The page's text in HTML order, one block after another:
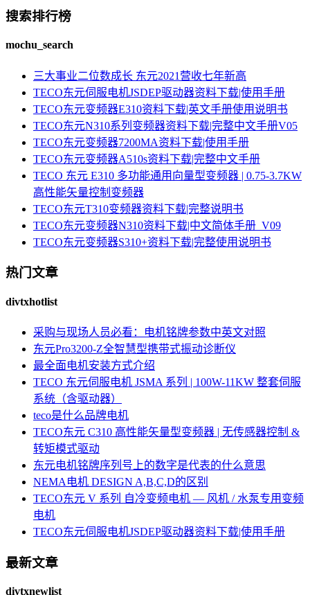
搜索排行榜
mochu_search
三大事业二位数成长 东元2021营收七年新高
TECO东元伺服电机JSDEP驱动器资料下载|使用手册
TECO东元变频器E310资料下载|英文手册使用说明书
TECO东元N310系列变频器资料下载|完整中文手册V05
TECO东元变频器7200MA资料下载|使用手册
TECO东元变频器A510s资料下载|完整中文手册
TECO 东元 E310 多功能通用向量型变频器 | 0.75-3.7KW
高性能矢量控制变频器
TECO东元T310变频器资料下载|完整说明书
TECO东元变频器N310资料下载|中文简体手册_V09
TECO东元变频器S310+资料下载|完整使用说明书
热门文章
divtxhotlist
采购与现场人员必看：电机铭牌参数中英文对照
东元Pro3200-Z全智慧型携带式振动诊断仪
最全面电机安装方式介绍
TECO 东元伺服电机 JSMA 系列 | 100W-11KW 整套伺服
系统（含驱动器）
teco是什么品牌电机
TECO东元 C310 高性能矢量型变频器 | 无传感器控制 &
转矩模式驱动
东元电机铭牌序列号上的数字是代表的什么意思
NEMA电机 DESIGN A,B,C,D的区别
TECO东元 V 系列 自冷变频电机 — 风机 / 水泵专用变频
电机
TECO东元伺服电机JSDEP驱动器资料下载|使用手册
最新文章
divtxnewlist